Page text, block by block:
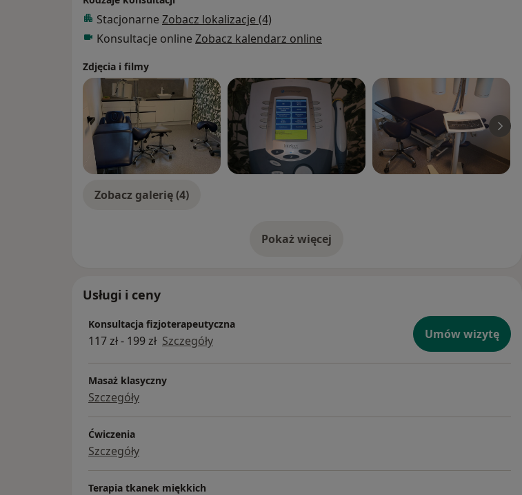
Stacjonarne Zobacz lokalizacje (4)
Konsultacje online Zobacz kalendarz online
Zdjęcia i filmy
Zobacz galerię (4)
Pokaż więcejo doświadczeniu
Usługi i ceny
Konsultacja fizjoterapeutyczna
117 zł - 199 zł Szczegóły Umów wizytę
Masaż klasyczny
Szczegóły
Ćwiczenia
Szczegóły
Terapia tkanek miękkich